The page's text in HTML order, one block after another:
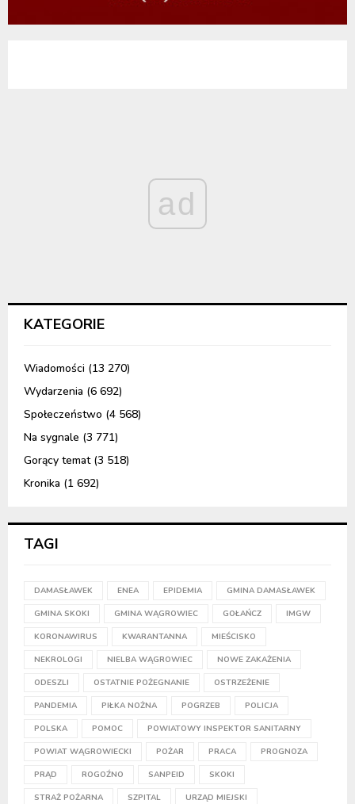
ad
KATEGORIE
Wiadomości (13 270)
Wydarzenia (6 692)
Społeczeństwo (4 568)
Na sygnale (3 771)
Gorący temat(3 518)
Kronika (1 692)
TAGI
DAMASŁAWEK ENEA EPIDEMIA GMINA DAMASŁAWEK
GMINA SKOKI GMINA WĄGROWIEC GOŁAŃCZ IMGW
KORONAWIRUS KWARANTANNA MIEŚCISKO
NEKROLOGI NIELBA WĄGROWIEC NOWE ZAKAŻENIA
ODESZLI OSTATNIE POŻEGNANIE OSTRZEŻENIE
PANDEMIA PIŁKA NOŻNA POGRZEB POLICJA
POLSKA POMOC POWIATOWY INSPEKTOR SANITARNY
POWIAT WĄGROWIECKI POŻAR PRACA PROGNOZA
PRĄD ROGOŹNO SANPEID SKOKI
STRAŻ POŻARNA SZPITAL URZĄD MIEJSKI